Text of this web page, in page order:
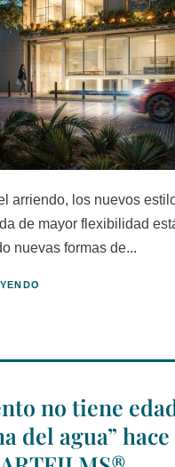
arriendo, los nuevos
de mayor flexibilidad
nuevas formas de...
no tiene
del agua”